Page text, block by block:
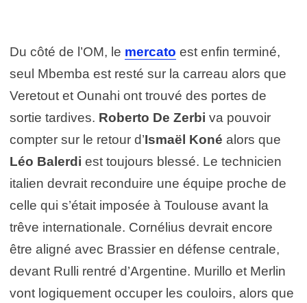
Du côté de l’OM, le mercato est enfin terminé,
seul Mbemba est resté sur la carreau alors que
Veretout et Ounahi ont trouvé des portes de
sortie tardives. Roberto De Zerbi va pouvoir
compter sur le retour d’Ismaël Koné alors que
Léo Balerdi est toujours blessé. Le technicien
italien devrait reconduire une équipe proche de
celle qui s’était imposée à Toulouse avant la
trêve internationale. Cornélius devrait encore
être aligné avec Brassier en défense centrale,
devant Rulli rentré d’Argentine. Murillo et Merlin
vont logiquement occuper les couloirs, alors que